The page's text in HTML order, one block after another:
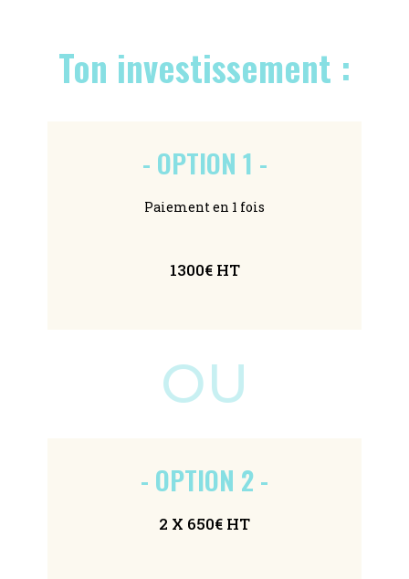
Ton investissement :
- OPTION 1 -
Paiement en 1 fois
1300€ HT
OU
- OPTION 2 -
2 X 650€ HT